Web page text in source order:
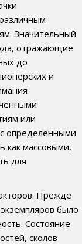
Значительный
отражающие
до
и
или
определенными
как массовыми,
для
Прежде
было
Состояние
сколов